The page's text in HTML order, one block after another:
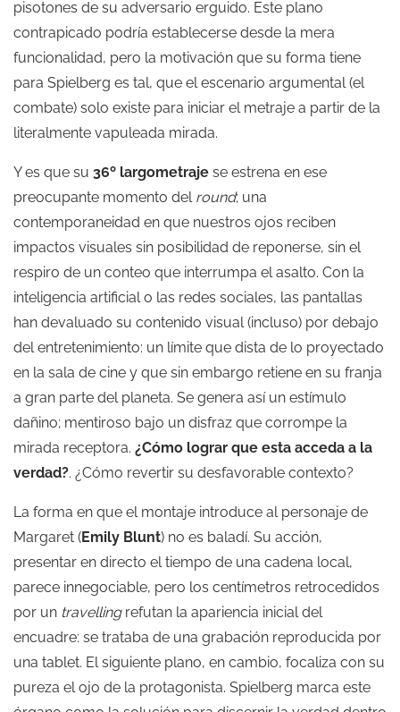
pisotones de su adversario erguido. Este plano
contrapicado podría establecerse desde la mera
funcionalidad, pero la motivación que su forma tiene
para Spielberg es tal, que el escenario argumental (el
combate) solo existe para iniciar el metraje a partir de la
literalmente vapuleada mirada.
Y es que su 36º largometraje se estrena en ese
preocupante momento del round; una
contemporaneidad en que nuestros ojos reciben
impactos visuales sin posibilidad de reponerse, sin el
respiro de un conteo que interrumpa el asalto. Con la
inteligencia artificial o las redes sociales, las pantallas
han devaluado su contenido visual (incluso) por debajo
del entretenimiento: un límite que dista de lo proyectado
en la sala de cine y que sin embargo retiene en su franja
a gran parte del planeta. Se genera así un estímulo
dañino; mentiroso bajo un disfraz que corrompe la
mirada receptora. ¿Cómo lograr que esta acceda a la
verdad?. ¿Cómo revertir su desfavorable contexto?
La forma en que el montaje introduce al personaje de
Margaret (Emily Blunt) no es baladí. Su acción,
presentar en directo el tiempo de una cadena local,
parece innegociable, pero los centímetros retrocedidos
por un travellingrefutan la apariencia inicial del
encuadre: se trataba de una grabación reproducida por
una tablet. El siguiente plano, en cambio, focaliza con su
pureza el ojo de la protagonista. Spielberg marca este